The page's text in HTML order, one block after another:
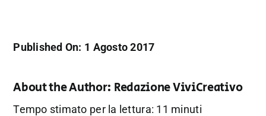
Published On: 1 Agosto 2017
About the Author: Redazione ViviCreativo
Tempo stimato per la lettura: 11 minuti